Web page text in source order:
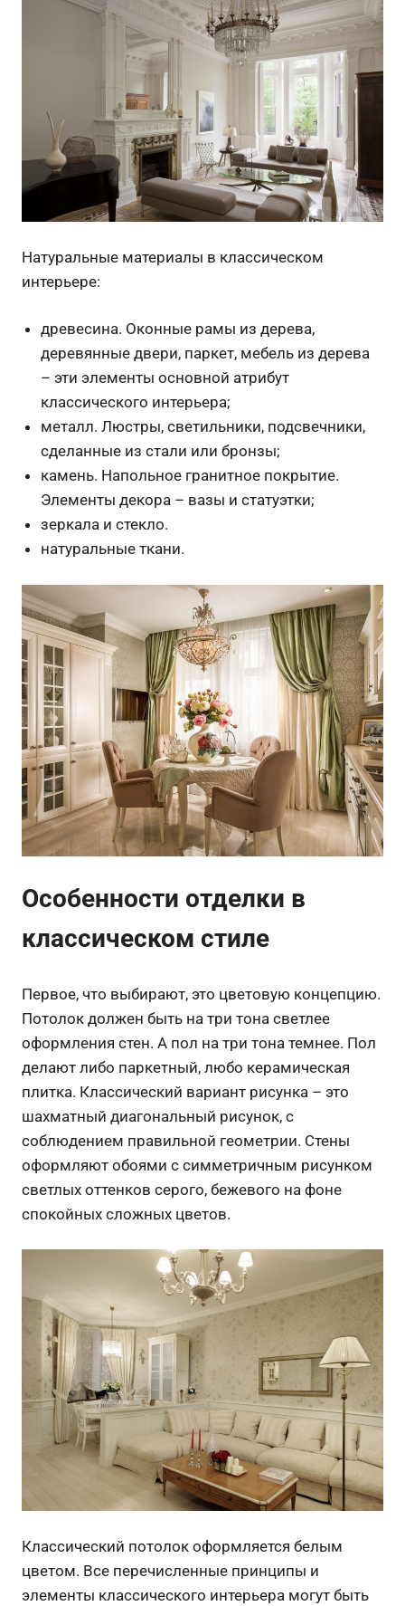
Натуральные материалы в классическом
интерьере:
древесина. Оконные рамы из дерева,
деревянные двери, паркет, мебель из дерева
– эти элементы основной атрибут
классического интерьера;
металл. Люстры, светильники, подсвечники,
сделанные из стали или бронзы;
камень. Напольное гранитное покрытие.
Элементы декора – вазы и статуэтки;
зеркала и стекло.
натуральные ткани.
Особенности отделки в
классическом стиле
Первое, что выбирают, это цветовую концепцию.
Потолок должен быть на три тона светлее
оформления стен. А пол на три тона темнее. Пол
делают либо паркетный, любо керамическая
плитка. Классический вариант рисунка – это
шахматный диагональный рисунок, с
соблюдением правильной геометрии. Стены
оформляют обоями с симметричным рисунком
светлых оттенков серого, бежевого на фоне
спокойных сложных цветов.
Классический потолок оформляется белым
цветом. Все перечисленные принципы и
элементы классического интерьера могут быть